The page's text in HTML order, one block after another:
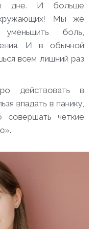
дне. И больше
Мы же
боль,
И в обычной
всем лишний раз
действовать в
впадать в панику,
совершать чёткие